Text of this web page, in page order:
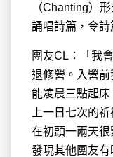
（Chanting）
誦唱詩篇，令詩
團友CL：「我
退修營。入營
能凌晨三點起
上一日七次的
在初頭一兩天
發現其他團友